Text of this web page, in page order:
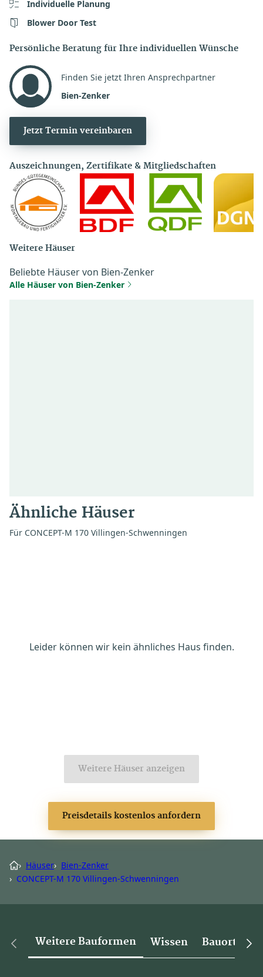
Individuelle Planung
Blower Door Test
Persönliche Beratung für Ihre individuellen Wünsche
Finden Sie jetzt Ihren Ansprechpartner
Bien-Zenker
Jetzt Termin vereinbaren
Auszeichnungen, Zertifikate & Mitgliedschaften
Weitere Häuser
Beliebte Häuser von Bien-Zenker
Alle Häuser von Bien-Zenker
Ähnliche Häuser
Für CONCEPT-M 170 Villingen-Schwenningen
Leider können wir kein ähnliches Haus finden.
Weitere Häuser anzeigen
Preisdetails kostenlos anfordern
› Häuser› Bien-Zenker
› CONCEPT-M 170 Villingen-Schwenningen
Weitere Bauformen Wissen Bauorte